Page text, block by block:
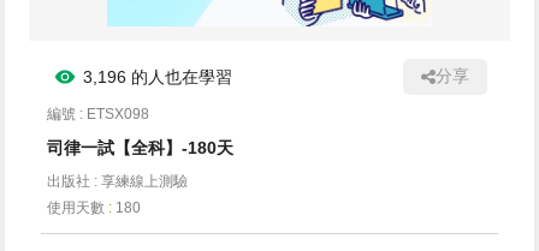
3,196 的人也在學習 分享
編號 : ETSX098
司律一試【全科】-180天
出版社 :享練線上測驗
使用天數 : 180